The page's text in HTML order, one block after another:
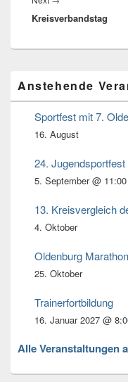
post:
Kreisverbandstag
Seitenleisten
Widget-
Bereich
Anstehende
Sportfest mit 7.
16. August
24.
5. September @ 11:00
13. Kreisvergleich
4. Oktober
Oldenburg Marathon
25. Oktober
Trainerfortbildung
16. Januar 2027 @
Alle Veranstaltungen